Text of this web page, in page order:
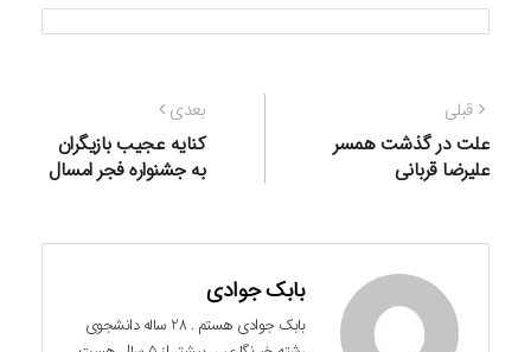
راهبری
نوشته
قبلی
قبلی:
علت در گذشت همسر
علیرضا قربانی
بعدی
بعدی:
کنایه عجیب بازیگران
به جشنواره فجر امسال
بابک جوادی
بابک جوادی هستم . 28 ساله دانشجوی